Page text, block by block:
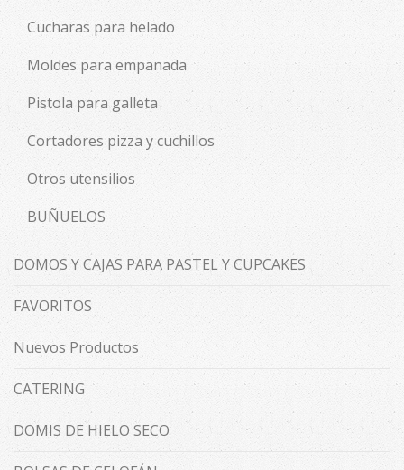
Cucharas para helado
Moldes para empanada
Pistola para galleta
Cortadores pizza y cuchillos
Otros utensilios
BUÑUELOS
DOMOS Y CAJAS PARA PASTEL Y CUPCAKES
FAVORITOS
Nuevos Productos
CATERING
DOMIS DE HIELO SECO